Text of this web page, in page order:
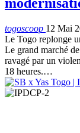
togoscoop 12 Mai
Le Togo replonge
Le grand marché
ravagé par un
18 heures.…